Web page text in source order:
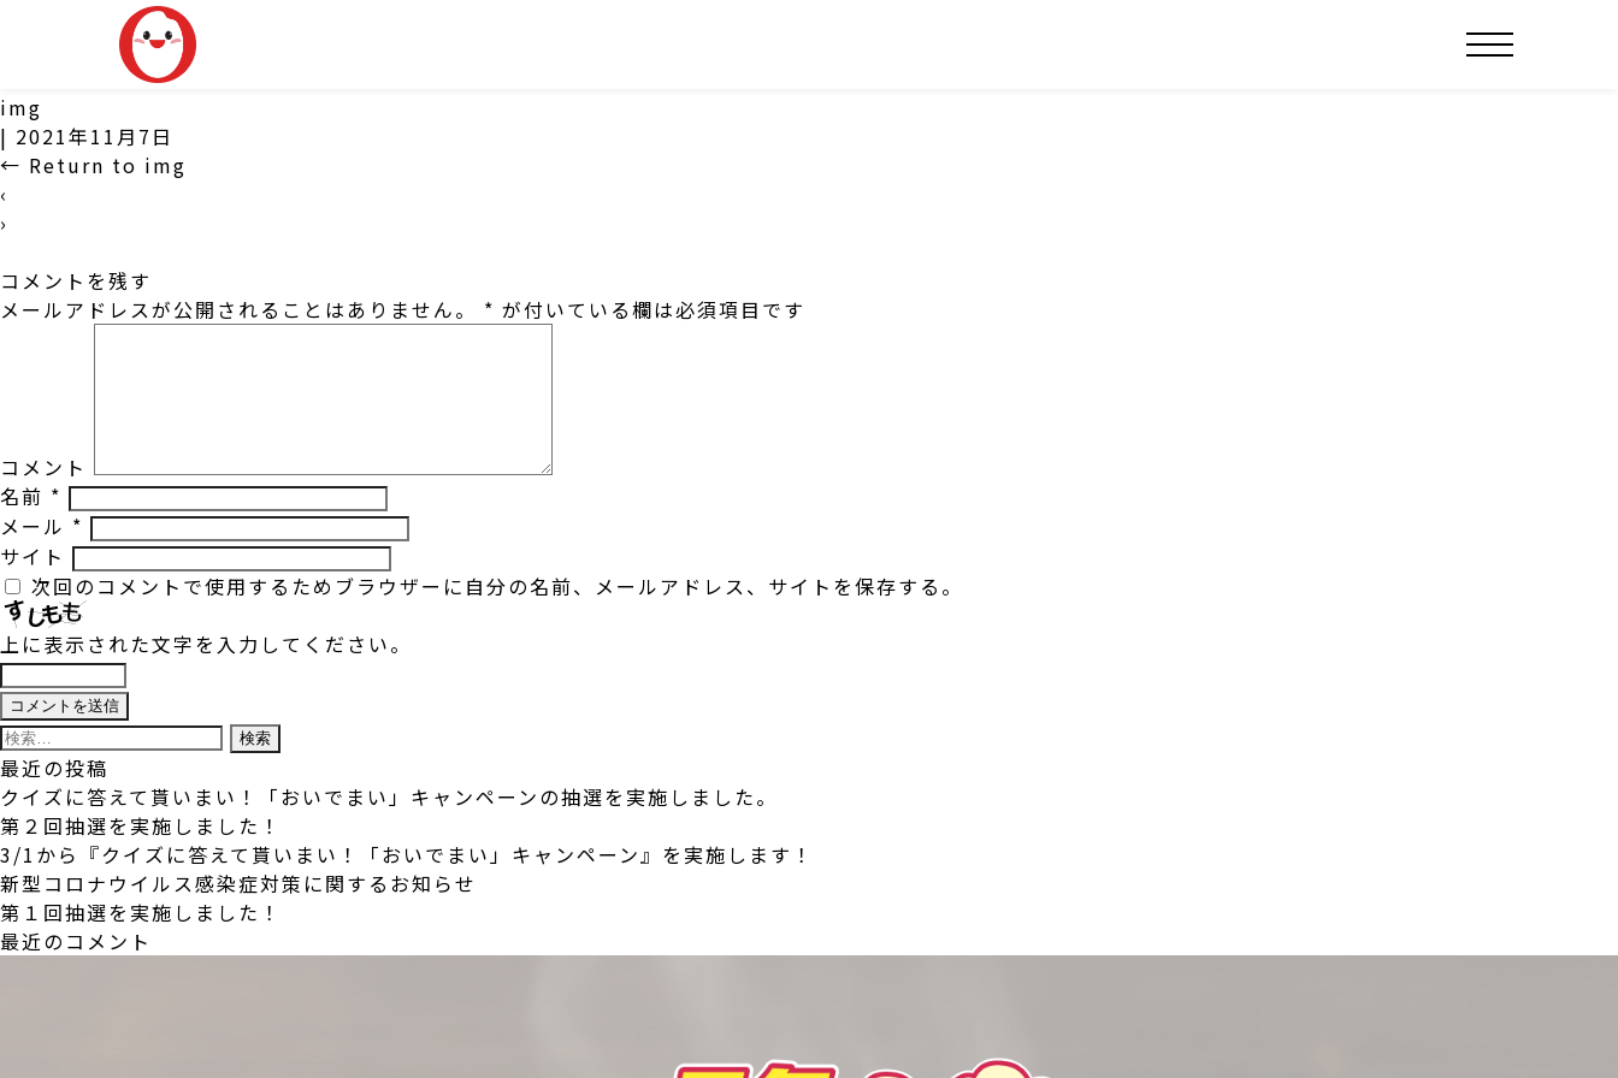
img
| 2021年11月7日
← Return to img
‹
›
コメントを残す
メールアドレスが公開されることはありません。
* が付いている欄は必須項目です
コメント
名前 *
メール *
サイト
次回のコメントで使用するためブラウザーに自分の名前、メールアドレス、サイトを保存する。
上に表示された文字を入力してください。
検
索:
最近の投稿
クイズに答えて貰いまい！「おいでまい」キャンペーンの抽選を実施しました。
第２回抽選を実施しました！
3/1から『クイズに答えて貰いまい！「おいでまい」キャンペーン』を実施します！
新型コロナウイルス感染症対策に関するお知らせ
第１回抽選を実施しました！
最近のコメント